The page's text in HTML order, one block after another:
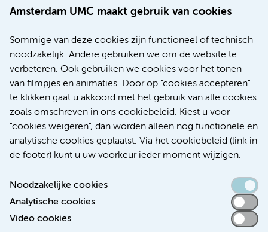
Amsterdam UMC maakt gebruik van cookies
Sommige van deze cookies zijn functioneel of technisch
noodzakelijk. Andere gebruiken we om de website te
verbeteren. Ook gebruiken we cookies voor het tonen
van filmpjes en animaties. Door op "cookies accepteren"
te klikken gaat u akkoord met het gebruik van alle cookies
zoals omschreven in ons cookiebeleid. Kiest u voor
"cookies weigeren", dan worden alleen nog functionele en
analytische cookies geplaatst. Via het cookiebeleid (link in
de footer) kunt u uw voorkeur ieder moment wijzigen.
Noodzakelijke cookies
Analytische cookies
Video cookies
voor patiënten met alvleesklierkanker verbeteren
Kanker Internationaal
Meer
Toegankelijkheidsverklaring